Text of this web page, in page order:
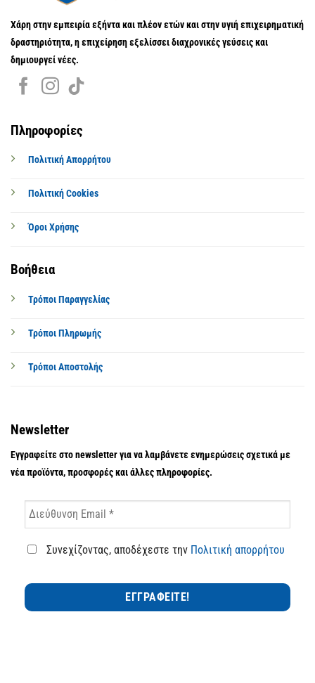
Χάρη στην εμπειρία εξήντα και πλέον ετών και στην υγιή επιχειρηματική
δραστηριότητα, η επιχείρηση εξελίσσει διαχρονικές γεύσεις και
δημιουργεί νέες.
Πληροφορίες
Πολιτική Απορρήτου
Πολιτική Cookies
Όροι Χρήσης
Βοήθεια
Τρόποι Παραγγελίας
Τρόποι Πληρωμής
Τρόποι Αποστολής
Newsletter
Εγγραφείτε στο newsletter για να λαμβάνετε ενημερώσεις σχετικά με
νέα προϊόντα, προσφορές και άλλες πληροφορίες.
Συνεχίζοντας, αποδέχεστε την Πολιτική απορρήτου